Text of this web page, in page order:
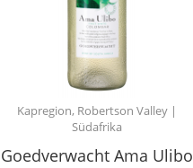
Kapregion, Robertson Valley |
Südafrika
Goedverwacht Ama Ulibo